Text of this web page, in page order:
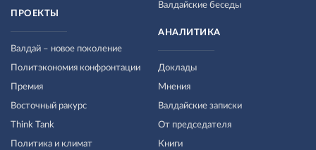
Валдайские беседы
ПРОЕКТЫ
Валдай – новое поколение
Политэкономия конфронтации
Премия
Восточный ракурс
Think Tank
Политика и климат
АНАЛИТИКА
Доклады
Мнения
Валдайские записки
От председателя
Книги